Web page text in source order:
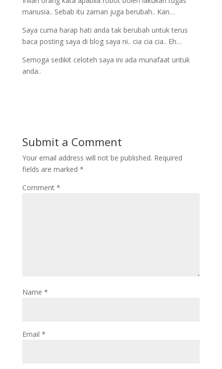
manusia.. Sebab itu zaman juga berubah.. Kan…
Saya cuma harap hati anda tak berubah untuk terus
baca posting saya di blog saya ni.. cia cia cia.. Eh…
Semoga sedikit celoteh saya ini ada munafaat untuk
anda..
Submit a Comment
Your email address will not be published. Required
fields are marked *
Comment *
Name *
Email *